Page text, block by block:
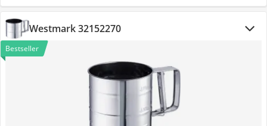
Westmark 32152270
Bestseller